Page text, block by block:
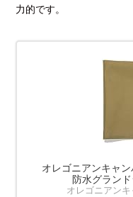
力的です。
オレゴニアンキャ
防水グラン
オレゴニアン